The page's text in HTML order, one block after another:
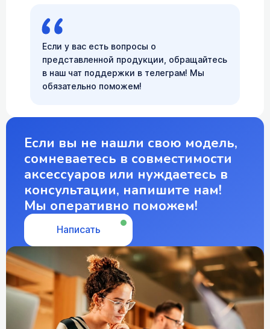
Если у вас есть вопросы о
представленной продукции, обращайтесь
в наш чат поддержки в телеграм! Мы
обязательно поможем!
Если вы не нашли свою модель,
сомневаетесь в совместимости
аксессуаров или нуждаетесь в
консультации, напишите нам!
Мы оперативно поможем!
Написать